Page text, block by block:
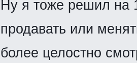
Ну я тоже решил на
продавать или
более целостно